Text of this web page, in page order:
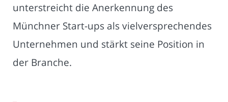
unterstreicht die Anerkennung des
Münchner Start-ups als vielversprechendes
Unternehmen und stärkt seine Position in
der Branche.